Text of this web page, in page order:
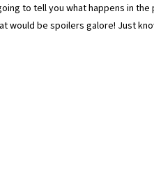
to tell you what happens in the
would be spoilers galore! Just